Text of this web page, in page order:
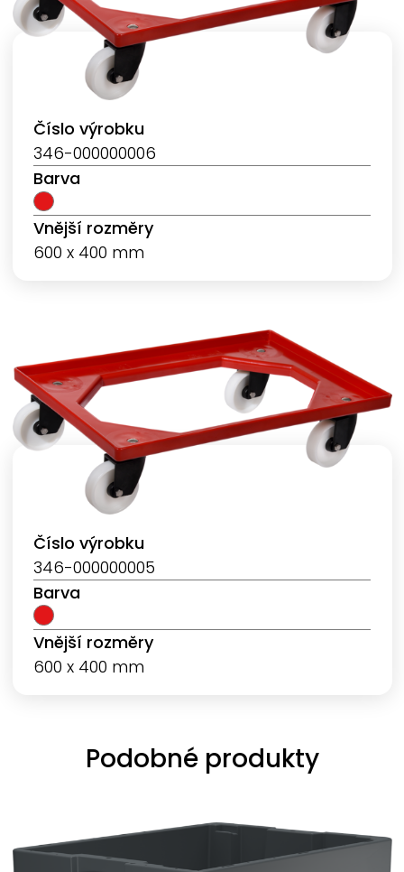
Číslo výrobku
346-000000006
Barva
Vnější rozměry
600 x 400 mm
Číslo výrobku
346-000000005
Barva
Vnější rozměry
600 x 400 mm
Podobné produkty